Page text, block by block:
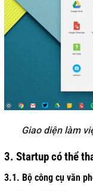
Giao diện làm
3. Startup có thể
3.1. Bộ công cụ văn